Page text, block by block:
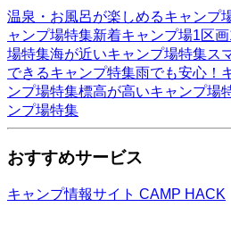
温泉・お風呂が楽しめるキャンプ
ャンプ場特集新着キャンプ場1区
場特集海が近いキャンプ場特集ス
できるキャンプ特集雨でも安心！
ンプ場特集標高が高いキャンプ場
ンプ場特集
おすすめサービス
キャンプ情報サイト CAMP HACK